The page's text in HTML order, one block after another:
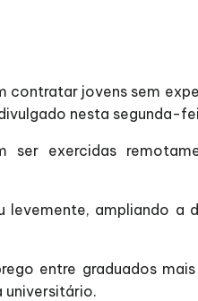
contratar jovens sem
nesta segunda-
ser exercidas
ampliando a
entre graduados
universitário.